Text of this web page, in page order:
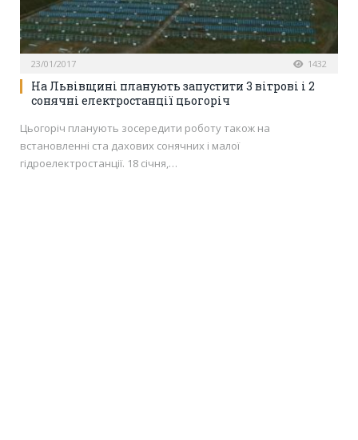
23/01/2017 1432
На Львівщині планують запустити 3 вітрові і 2
сонячні електростанції цьогоріч
Цьогоріч планують зосередити роботу також на
встановленні ста дахових сонячних і малої
гідроелектростанції. 18 січня,…